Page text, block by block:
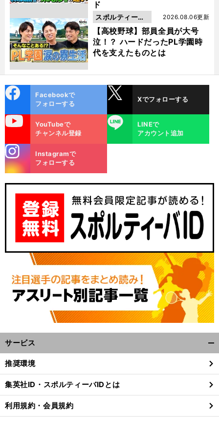
ド
【高校野球】部員全員が大号
泣！？ ハードだったPL学園時
代を支えたものとは
2026.08.06更新
スポルティーバ
動画
ok
Facebookで
フォローする
Xでフォローする
YouTubeで
チャンネル登録
LINE
LINEで
アカウント追加
m
Instagramで
フォローする
サービス
閉
る
推奨環境
集英社ID・スポルティーバIDとは
利用規約・会員規約